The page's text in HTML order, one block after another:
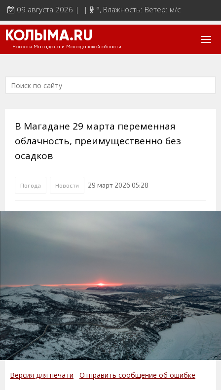
09 августа 2026 | | °, Влажность: Ветер: м/с
КОЛЫМА.RU
Новости Магадана и Магаданской области
В Магадане 29 марта переменная
облачность, преимущественно без
осадков
Погода Новости 29 март 2026 05:28
Версия для печати Отправить сообщение об ошибке